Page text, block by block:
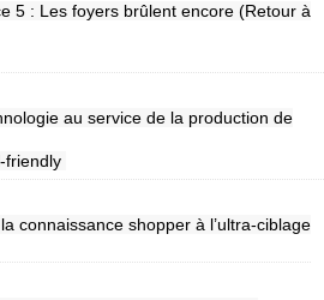
5 : Les foyers brûlent encore (Retour à
au service de la production de
friendly
connaissance shopper à l’ultra-ciblage